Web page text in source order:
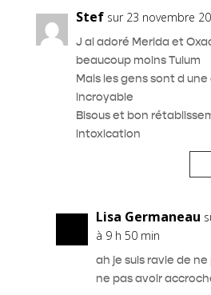
Stef sur 23 novembre
J ai adoré Merida et
beaucoup moins Tulum
Mais les gens sont d
incroyable
Bisous et bon
intoxication
Lisa Germaneau
à 9 h 50 min
ah je suis ravie de
ne pas avoir